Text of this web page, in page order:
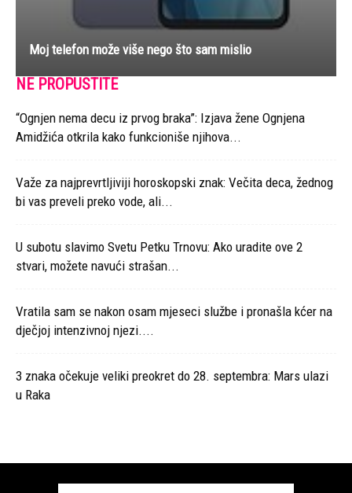
Moj telefon može više nego što sam mislio
NE PROPUSTITE
“Ognjen nema decu iz prvog braka”: Izjava žene Ognjena
Amidžića otkrila kako funkcioniše njihova...
Važe za najprevrtljiviji horoskopski znak: Večita deca, žednog
bi vas preveli preko vode, ali...
U subotu slavimo Svetu Petku Trnovu: Ako uradite ove 2
stvari, možete navući strašan...
Vratila sam se nakon osam mjeseci službe i pronašla kćer na
dječjoj intenzivnoj njezi....
3 znaka očekuje veliki preokret do 28. septembra: Mars ulazi
u Raka